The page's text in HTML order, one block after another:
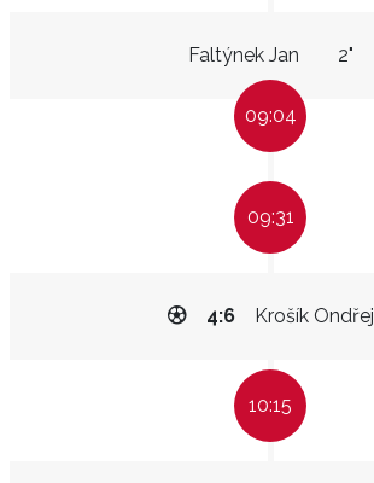
Faltýnek Jan 2"
09:04
09:31
Krošík Ondřej
4:6
10:15